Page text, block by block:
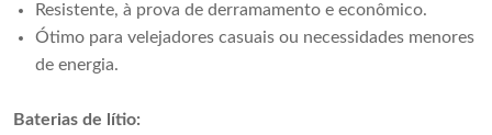
Resistente, à prova de derramamento e econômico.
Ótimo para velejadores casuais ou necessidades menores
de energia.
Baterias de lítio: